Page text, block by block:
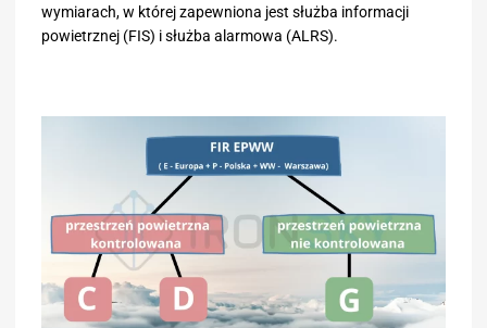
wymiarach, w której zapewniona jest służba informacji
powietrznej (FIS) i służba alarmowa (ALRS).